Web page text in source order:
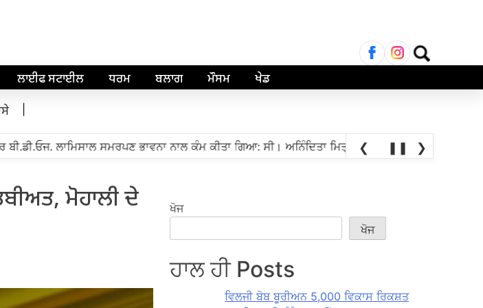
ਲਈ
ਖੋਜ:
ਲਾਈਫ ਸਟਾਈਲ ਧਰਮ ਬਲਾਗ ਮੌਸਮ ਖੇਡ
ਲਾਮਿਸਾਲ ਸਮਰਪਣ ਭਾਵਨਾ ਨਾਲ ਕੰਮ ਕੀਤਾ ਗਿਆ: ਸੀ। ਅਨਿੰਦਿਤਾ ਮਿਤ੍ਰਾ ਸਤ ਗ੍ਰੈਂਡਮਾਸਟਰ ਪ੍ਰਅੰਧਾ
❮ ❚❚ ❯
ਮੋਹਾਲੀ ਦੇ
ਖੋਜ
ਖੋਜ
ਹਾਲ ਹੀ Posts
ਵਿਲਜੀ ਬੋਬ ਬੂਰੀਅਨ 5,000 ਵਿਕਾਸ ਰਿਕਸ਼ਤ